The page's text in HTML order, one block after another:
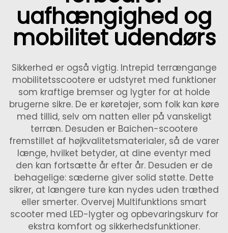
uafhængighed og
mobilitet udendørs
Sikkerhed er også vigtig. Intrepid terrængange
mobilitetsscootere er udstyret med funktioner
som kraftige bremser og lygter for at holde
brugerne sikre. De er køretøjer, som folk kan køre
med tillid, selv om natten eller på vanskeligt
terræn. Desuden er Baichen-scootere
fremstillet af højkvalitetsmaterialer, så de varer
længe, hvilket betyder, at dine eventyr med
den kan fortsætte år efter år. Desuden er de
behagelige: sæderne giver solid støtte. Dette
sikrer, at længere ture kan nydes uden træthed
eller smerter. Overvej Multifunktions smart
scooter med LED-lygter og opbevaringskurv for
ekstra komfort og sikkerhedsfunktioner.